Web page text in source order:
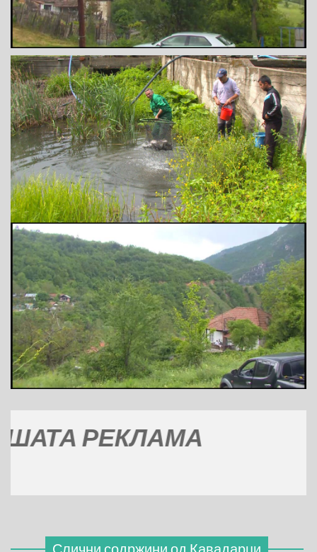
РЕКЛАМА
Слични содржини од Кавадарци